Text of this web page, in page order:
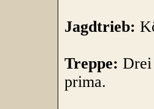
Jagdtrieb:
Treppe: Drei
prima.